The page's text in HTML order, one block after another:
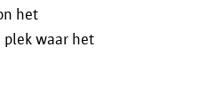
het
plek waar het
in een specifiek